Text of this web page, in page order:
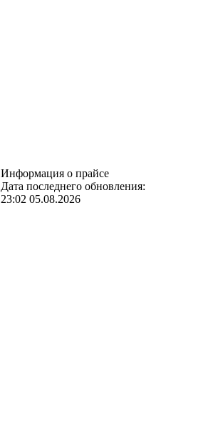
Информация о прайсе
Дата последнего обновления:
23:02 05.08.2026